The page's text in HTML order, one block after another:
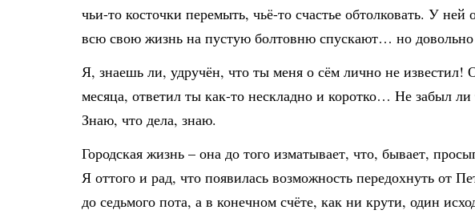
чьи-то косточки перемыть, чьё-то счастье обтолковать. У
всю свою жизнь на пустую болтовню спускают… но
Я, знаешь ли, удручён, что ты меня о сём лично не
месяца, ответил ты как-то нескладно и коротко… Не забыл
Знаю, что дела, знаю.
Городская жизнь – она до того изматывает, что, бывает,
Я оттого и рад, что появилась возможность передохнуть от
до седьмого пота, а в конечном счёте, как ни крути, один